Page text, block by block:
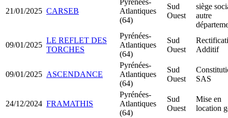
21/01/2025 CARSEB
Pyrénées-
Atlantiques
(64)
Sud
Ouest
siège
autre
09/01/2025
LE REFLET DES
TORCHES
Pyrénées-
Atlantiques
(64)
Sud
Ouest
Additif
09/01/2025 ASCENDANCE
Pyrénées-
Atlantiques
(64)
Sud
Ouest
SAS
24/12/2024 FRAMATHIS
Pyrénées-
Atlantiques
(64)
Sud
Ouest
Mise en
location